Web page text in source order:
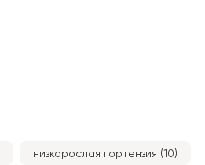
низкорослая гортензия (10)